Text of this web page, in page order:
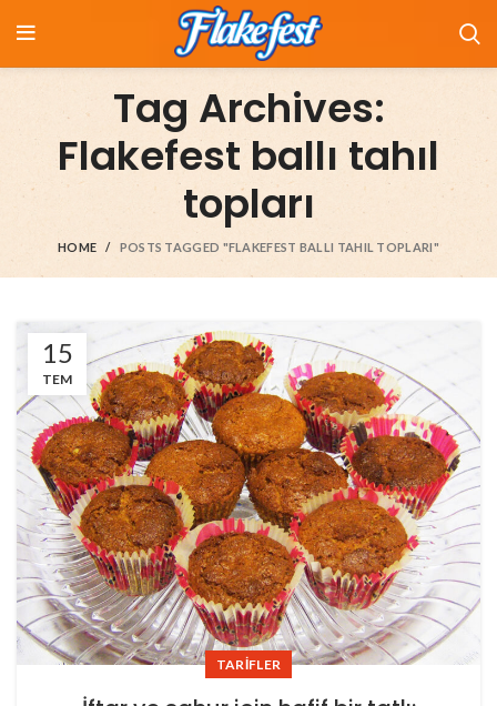
Tag Archives:
Flakefest ballı tahıl
topları
HOME POSTS TAGGED "FLAKEFEST BALLI TAHIL TOPLARI"
15
TEM
TARIFLER